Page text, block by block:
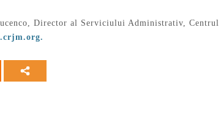
Director al Serviciului Administrativ,
.